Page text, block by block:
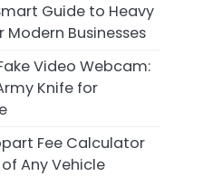
Guide to Heavy
Businesses
Video Webcam:
Knife for
Fee Calculator
Any Vehicle